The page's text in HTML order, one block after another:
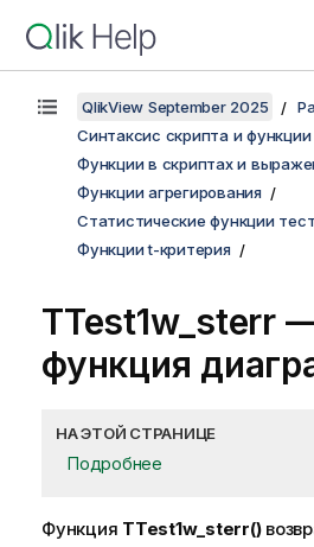
QlikView September 2025
Синтаксис скрипта и
Функции в скриптах и
Функции агрегирования
Статистические функции
Функции t-критерия
TTest1w_sterr—
функция
НА ЭТОЙ СТРАНИЦЕ
Подробнее
Функция TTest1w_sterr()